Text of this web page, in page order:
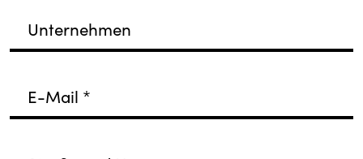
Unternehmen
E-Mail *